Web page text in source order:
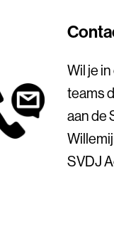
Wil je
teams
aan de
SVDJ